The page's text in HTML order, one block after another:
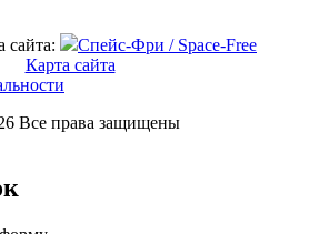
сайта:
Спейс-Фри / Space-Free
Карта сайта
Все права защищены